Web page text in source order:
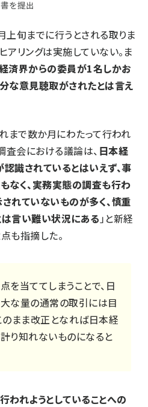
を提出
上旬までに行うとされる取りま
アリングは実施していない。ま
済界からの委員が1名しかお
な意見聴取がされたとは言え
れまで数か月にわたって行われ
会における議論は、 日本経
識されているとはいえず、事
なく、実務実態の調査も行わ
れていないものが多く、慎重
言い難い状況にある 」と新経
も指摘した。
を当ててしまうことで、日
な量の通常の取引には目
のまま改正となれば日本経
り知れないものになると
われようとしていることへの